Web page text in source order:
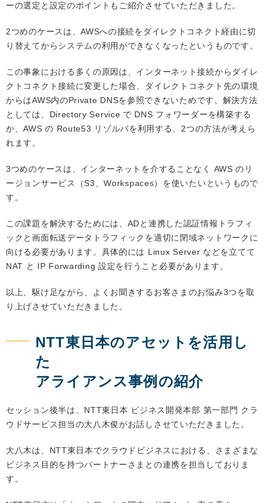
ーの選定と設定のポイントもご紹介させていただきました。
2つめのケースは、AWSへの接続をダイレクトコネクト経由に切
り替えてからシステムの利用ができなくなったというものです。
この事象における多くの原因は、インターネット接続からダイレ
クトコネクト接続に変更した場合、ダイレクトコネクト先の環境
からはAWS内のPrivate DNSを参照できないためです。解決方法
としては、Directory Service で DNS フォワーダーを構築する
か、AWS の Route53 リゾルバを利用する、2つの方法が考えら
れます。
3つめのケースは、インターネットを介することなく AWS のリ
ージョンサービス（S3、Workspaces）を使いたいというもので
す。
この課題を解決するためには、ADと連携した認証情報トラフィ
ックと画面転送データトラフィックを適切に閉域ネットワークに
向ける必要があります。具体的には Linux Server などを立てて
NAT と IP Forwarding 設定を行うこと必要があります。
以上、駆け足ながら、よくお聞きするお客さまのお悩み3つを取
り上げさせていただきました。
NTT東日本のアセットを活用し
た
アライアンス事例の紹介
セッション後半は、NTT東日本 ビジネス開発本部 第一部門 クラ
ウドサービス担当の大八木俊がお話しさせていただきました。
大八木は、NTT東日本でクラウドビジネスにおける、さまざまな
ビジネス目的を持つパートナーさまとの連携を担当しておりま
す。